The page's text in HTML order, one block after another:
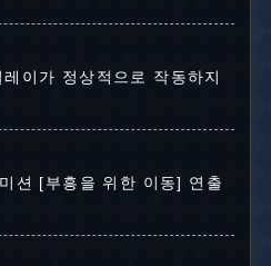
이가 정상적으로 작동하지
션 [부흥을 위한 이동] 연출